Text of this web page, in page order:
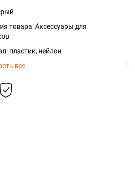
товара: Аксессуары для
пластик, нейлон
все